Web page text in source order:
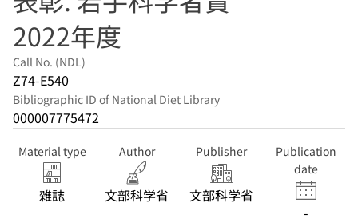
2022年度
Call No. (NDL)
Z74-E540
Bibliographic ID of National Diet Library
000007775472
Material type
雑誌
Author
文部科学省
Publisher
文部科学省
Publication
date
-